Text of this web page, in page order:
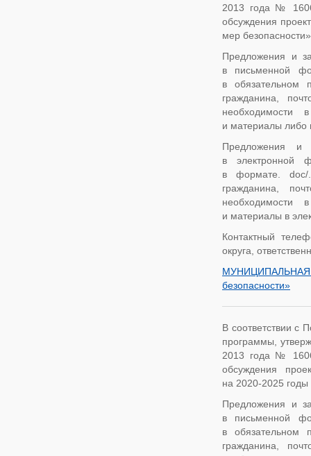
2013 года №
обсуждения
мер
Предложения и
в письменной
в обязательном
гражданина,
необходимости
и материалы либо
Предложения и
в электронной
в формате. doc/
гражданина,
необходимости
и материалы в
Контактный
округа,
безопасности»
В соответствии с
программы,
2013 года №
обсуждения
на 2020-2025
Предложения и
в письменной
в обязательном
гражданина,